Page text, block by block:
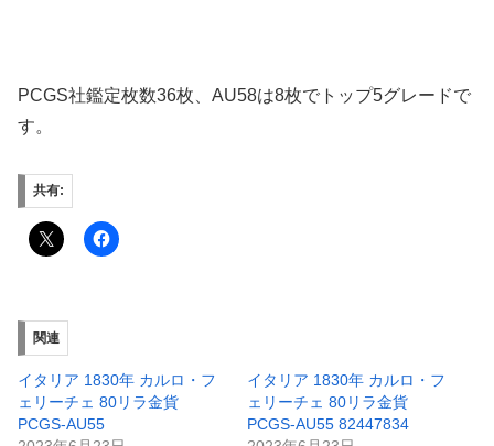
PCGS社鑑定枚数36枚、AU58は8枚でトップ5グレードで
す。
共有:
関連
イタリア 1830年 カルロ・フ
ェリーチェ 80リラ金貨
PCGS-AU55
イタリア 1830年 カルロ・フ
ェリーチェ 80リラ金貨
PCGS-AU55 82447834